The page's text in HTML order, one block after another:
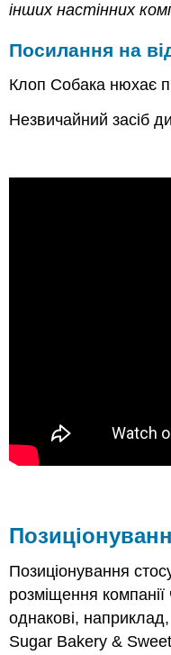
інших настінних
Посилання на
Клоп Собака нюхає
Незвичайний засіб
Позиціонування
розміщення
однакові,
Sugar Bakery &